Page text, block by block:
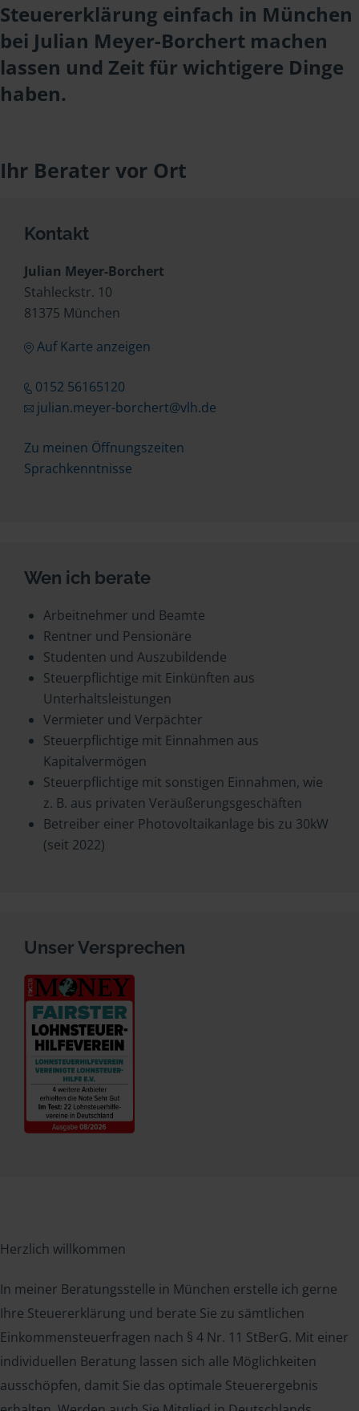
Steuererklärung einfach in München
bei Julian Meyer-Borchert machen
lassen und Zeit für wichtigere Dinge
haben.
Ihr Berater vor Ort
Kontakt
Julian Meyer-Borchert
Stahleckstr. 10
81375 München
Auf Karte anzeigen
0152 56165120
julian.meyer-borchert@vlh.de
Zu meinen Öffnungszeiten
Sprachkenntnisse
Wen ich berate
Arbeitnehmer und Beamte
Rentner und Pensionäre
Studenten und Auszubildende
Steuerpflichtige mit Einkünften aus
Unterhaltsleistungen
Vermieter und Verpächter
Steuerpflichtige mit Einnahmen aus
Kapitalvermögen
Steuerpflichtige mit sonstigen Einnahmen, wie
z. B. aus privaten Veräußerungsgeschäften
Betreiber einer Photovoltaikanlage bis zu 30kW
(seit 2022)
Unser Versprechen
Herzlich willkommen
In meiner Beratungsstelle in München erstelle ich gerne
Ihre Steuererklärung und berate Sie zu sämtlichen
Einkommensteuerfragen nach § 4 Nr. 11 StBerG. Mit einer
individuellen Beratung lassen sich alle Möglichkeiten
ausschöpfen, damit Sie das optimale Steuerergebnis